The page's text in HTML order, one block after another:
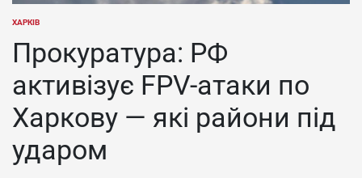
ОПУБЛІКУВАТИ
ХАРКІВ
Прокуратура: РФ
активізує FPV-атаки по
Харкову — які райони під
ударом